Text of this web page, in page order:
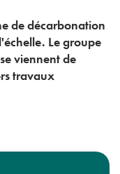
de décarbonation
Le groupe
viennent de
travaux